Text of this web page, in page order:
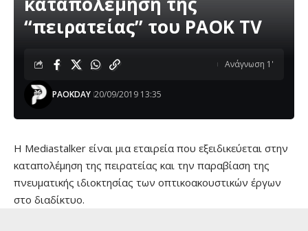
“πειρατείας” του PAOK TV
PAOKDAY 20/09/2019 13:35
Ανάγνωση 1'
Η Mediastalker είναι μια εταιρεία που εξειδικεύεται στην
καταπολέμηση της πειρατείας και την παραβίαση της
πνευματικής ιδιοκτησίας των οπτικοακουστικών έργων
στο διαδίκτυο.